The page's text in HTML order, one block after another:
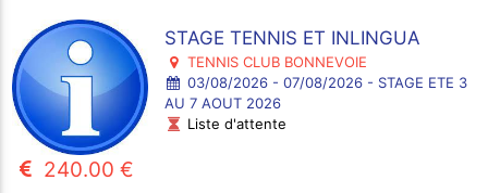
STAGE TENNIS ET INLINGUA
TENNIS CLUB BONNEVOIE
03/08/2026 - 07/08/2026 - STAGE ETE 3
AU 7 AOUT 2026
Liste d'attente
240.00 €